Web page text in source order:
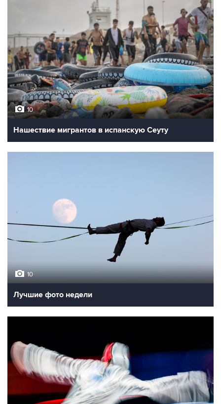
10
Нашествие мигрантов в испанскую Сеуту
10
Лучшие фото недели